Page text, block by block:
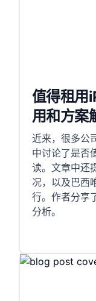
值得租用
用和方案
近来，很多公
中讨论了是否
读。文章中还
况，以及巴西
行。作者分享
分析。